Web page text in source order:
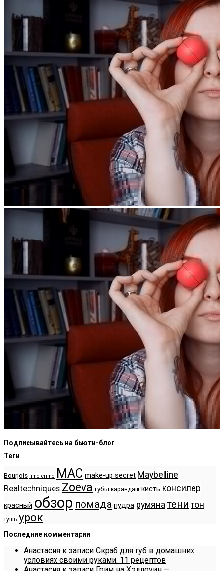
Подписывайтесь на бьюти-блог
Теги
Bourjois lime crime MAC make-up secret Maybelline
Realtechniques Zoeva губы карандаш кисть консилер
красный обзор помада пудра румяна тени тон
тушь урок
Последние комментарии
Анастасия к записи Скраб для губ в домашних
условиях своими руками. 11 рецептов
Анастасия к записи Грим на Хэллоуин —